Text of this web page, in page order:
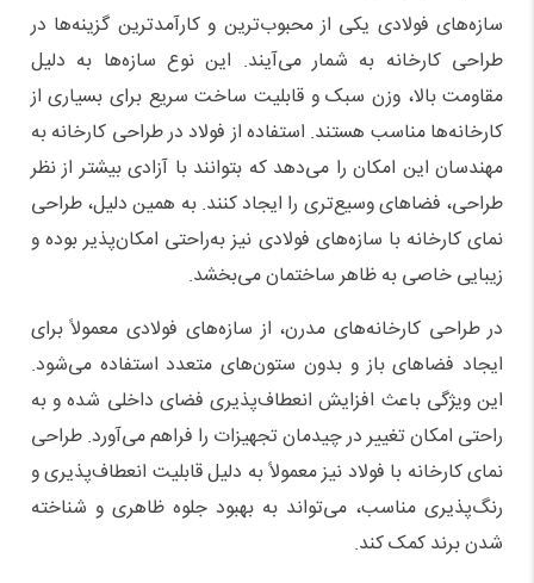
سازه‌های فولادی یکی از محبوب‌ترین و کارآمدترین گزینه‌ها در
طراحی کارخانه به شمار می‌آیند. این نوع سازه‌ها به دلیل
مقاومت بالا، وزن سبک و قابلیت ساخت سریع برای بسیاری از
کارخانه‌ها مناسب هستند. استفاده از فولاد در طراحی کارخانه به
مهندسان این امکان را می‌دهد که بتوانند با آزادی بیشتر از نظر
طراحی، فضاهای وسیع‌تری را ایجاد کنند. به همین دلیل، طراحی
نمای کارخانه با سازه‌های فولادی نیز به‌راحتی امکان‌پذیر بوده و
زیبایی خاصی به ظاهر ساختمان می‌بخشد.
در طراحی کارخانه‌های مدرن، از سازه‌های فولادی معمولاً برای
ایجاد فضاهای باز و بدون ستون‌های متعدد استفاده می‌شود.
این ویژگی باعث افزایش انعطاف‌پذیری فضای داخلی شده و به
راحتی امکان تغییر در چیدمان تجهیزات را فراهم می‌آورد. طراحی
نمای کارخانه با فولاد نیز معمولاً به دلیل قابلیت انعطاف‌پذیری و
رنگ‌پذیری مناسب، می‌تواند به بهبود جلوه ظاهری و شناخته
شدن برند کمک کند.